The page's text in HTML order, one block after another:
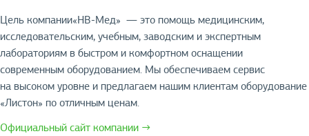
Цель компании«НВ-Мед» — это помощь медицинским,
исследовательским, учебным, заводским и экспертным
лабораториям в быстром и комфортном оснащении
современным оборудованием. Мы обеспечиваем сервис
на высоком уровне и предлагаем нашим клиентам оборудование
«Листон» по отличным ценам.
Официальный сайт компании →